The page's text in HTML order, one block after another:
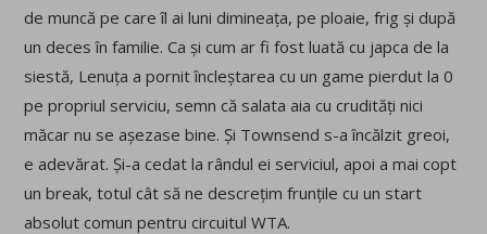
de muncă pe care îl ai luni dimineața, pe ploaie, frig și după
un deces în familie. Ca și cum ar fi fost luată cu japca de la
siestă, Lenuța a pornit încleștarea cu un game pierdut la 0
pe propriul serviciu, semn că salata aia cu crudități nici
măcar nu se așezase bine. Și Townsend s-a încălzit greoi,
e adevărat. Și-a cedat la rândul ei serviciul, apoi a mai copt
un break, totul cât să ne descrețim frunțile cu un start
absolut comun pentru circuitul WTA.